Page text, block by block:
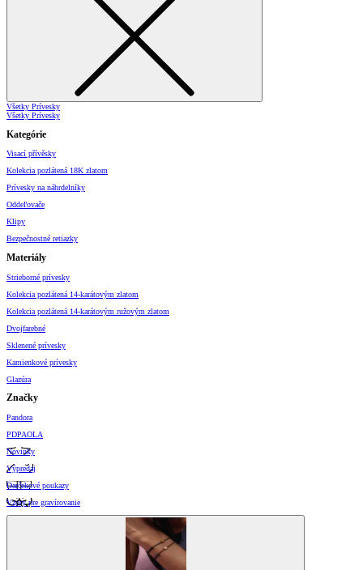
Všetky Prívesky
Všetky Prívesky
Kategórie
Visací přívěsky
Kolekcia pozlátená 18K zlatom
Prívesky na náhrdelníky
Oddeľovače
Klipy
Bezpečnostné retiazky
Materiály
Strieborné prívesky
Kolekcia pozlátená 14-karátovým zlatom
Kolekcia pozlátená 14-karátovým ružovým zlatom
Dvojfarebné
Sklenené prívesky
Kamienkové prívesky
Glazúra
Značky
Pandora
PDPAOLA
Novinky
Výpredaj
Darčekové poukazy
Vzory pre gravírovanie